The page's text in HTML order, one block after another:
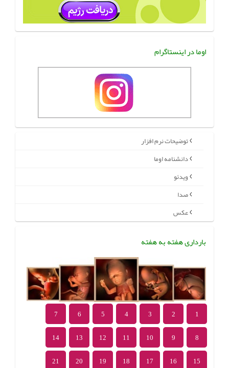
اوما در اینستاگرام
توضیحات نرم افزار
دانشنامه اوما
ویدئو
صدا
عکس
بارداری هفته به هفته
1
2
3
4
5
6
7
8
9
10
11
12
13
14
15
16
17
18
19
20
21